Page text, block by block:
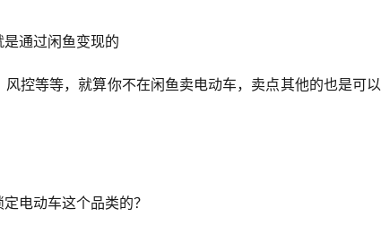
通过闲鱼变现的
控等等，就算你不在闲鱼卖电动车，卖点其他的也是可以
电动车这个品类的？